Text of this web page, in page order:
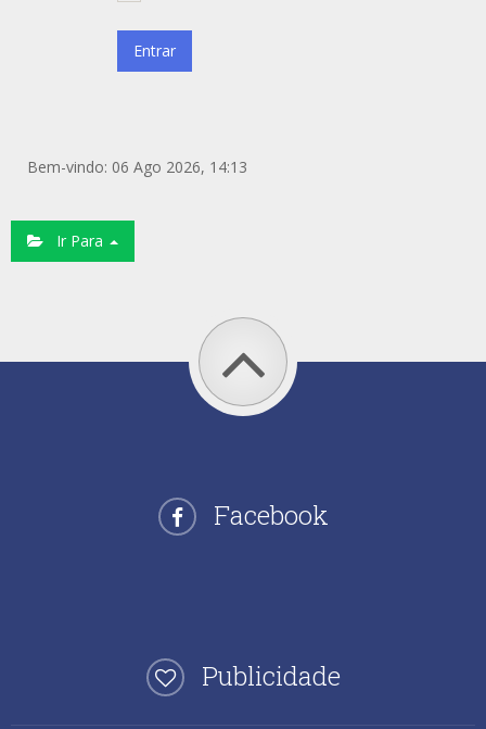
Bem-vindo: 06 Ago 2026, 14:13
Ir Para
Facebook
Publicidade